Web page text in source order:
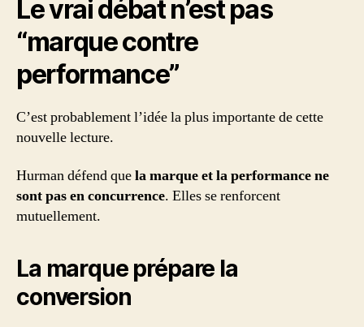
Le vrai débat n’est pas
“marque contre
performance”
C’est probablement l’idée la plus importante de cette
nouvelle lecture.
Hurman défend quela marque et la performance ne
sont pas en concurrence. Elles se renforcent
mutuellement.
La marque prépare la
conversion